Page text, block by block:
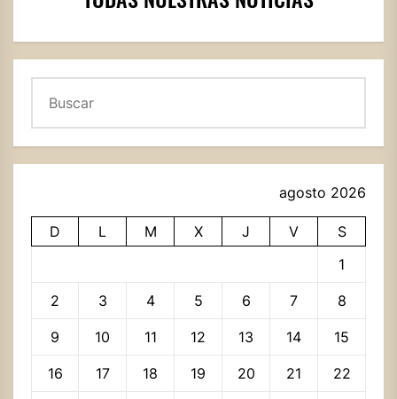
agosto 2026
D L M X J V
S
1
2 3 4 5 6 7 8
9 10 11 12 13 14 15
16 17 18 19 20 21 22